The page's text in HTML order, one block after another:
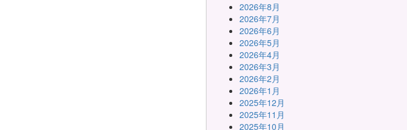
2026年8月
2026年7月
2026年6月
2026年5月
2026年4月
2026年3月
2026年2月
2026年1月
2025年12月
2025年11月
2025年10月